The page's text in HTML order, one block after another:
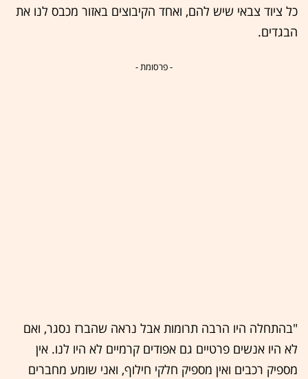
כל ציוד צבאי שיש להם, ואחד הקיבוצים באזור מכבס לנו את
הבגדים.
- פרסומת -
"בהתחלה היו הרבה תרומות אבל נראה שהברז נסגר, ואם
לא היו אנשים פרטיים גם אפודים קרמיים לא היו לנו. אין
מספיק רכבים ואין מספיק חלקי חילוף, ואני שומע מחברים